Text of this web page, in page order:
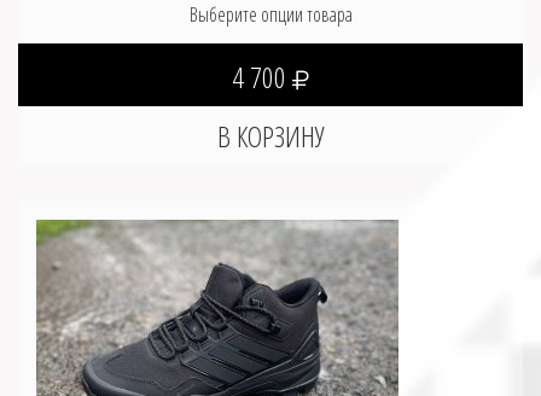
Выберите опции товара
4 700